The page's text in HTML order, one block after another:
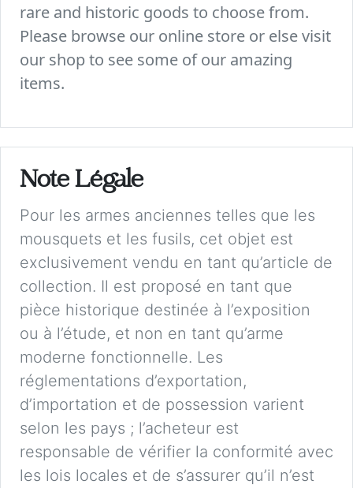
rare and historic goods to choose from.
Please browse our online store or else visit
our shop to see some of our amazing
items.
Note Légale
Pour les armes anciennes telles que les
mousquets et les fusils, cet objet est
exclusivement vendu en tant qu’article de
collection. Il est proposé en tant que
pièce historique destinée à l’exposition
ou à l’étude, et non en tant qu’arme
moderne fonctionnelle. Les
réglementations d’exportation,
d’importation et de possession varient
selon les pays ; l’acheteur est
responsable de vérifier la conformité avec
les lois locales et de s’assurer qu’il n’est